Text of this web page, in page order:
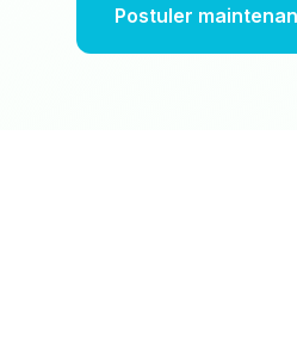
Postuler